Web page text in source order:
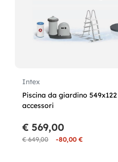
Intex
Piscina da giardino
accessori
€ 649,00 -80,00 €
€ 569,00